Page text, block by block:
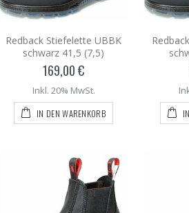
Redback Stiefelette UBBK
schwarz 41,5 (7,5)
169,00 €
Inkl. 20% MwSt.
IN DEN WARENKORB